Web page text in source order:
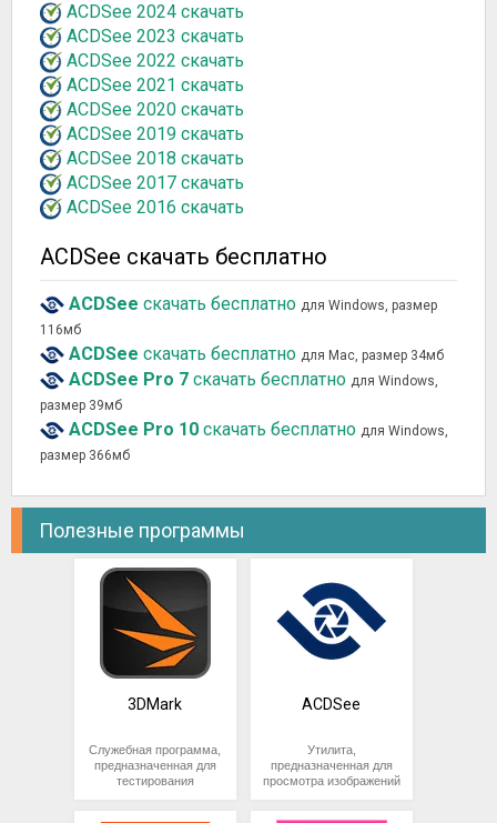
ACDSee 2024 скачать
ACDSee 2023 скачать
ACDSee 2022 скачать
ACDSee 2021 скачать
ACDSee 2020 скачать
ACDSee 2019 скачать
ACDSee 2018 скачать
ACDSee 2017 скачать
ACDSee 2016 скачать
ACDSee скачать бесплатно
ACDSee скачать бесплатно для Windows, размер
116мб
ACDSee скачать бесплатно для Mac, размер 34мб
ACDSee Pro 7 скачать бесплатно для Windows,
размер 39мб
ACDSee Pro 10 скачать бесплатно для Windows,
размер 366мб
Полезные программы
3DMark
Служебная программа,
предназначенная для
тестирования
ACDSee
Утилита,
предназначенная для
просмотра изображений